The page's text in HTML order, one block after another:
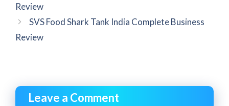
Review
SVS Food Shark Tank India Complete Business
Review
Leave a Comment